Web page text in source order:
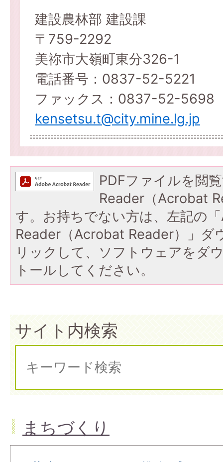
建設農林部 建設課
〒759-2292
美祢市大嶺町東分326-1
電話番号：0837-52-5221
ファックス：0837-52-5698
kensetsu.t@city.mine.lg.jp
PDFファイルを閲
Reader（Acrobat
す。お持ちでない方は、左記の
Reader（Acrobat Reader）」ダ
リックして、ソフトウェアをダ
トールしてください。
サイト内検索
まちづくり